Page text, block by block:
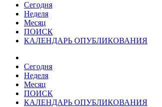
Сегодня
Неделя
Месяц
ПОИСК
КАЛЕНДАРЬ ОПУБЛИКОВАНИЯ
Сегодня
Неделя
Месяц
ПОИСК
КАЛЕНДАРЬ ОПУБЛИКОВАНИЯ